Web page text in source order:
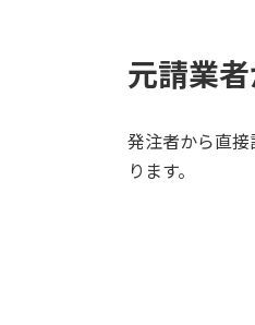
元請業
発注者から直
ります。